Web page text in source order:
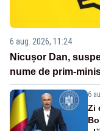
6 aug. 2026, 11:24
Nicușor Dan,
nume de prim-
6
Zi